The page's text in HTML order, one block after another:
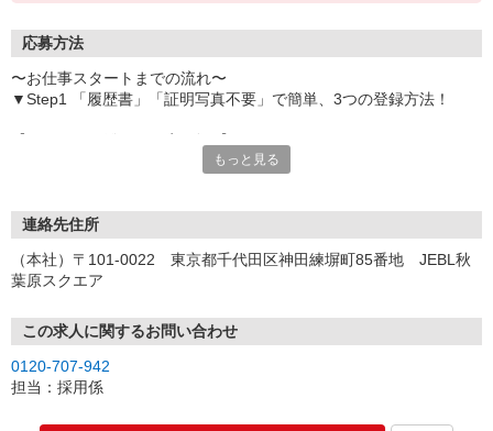
応募方法
〜お仕事スタートまでの流れ〜
▼Step1 「履歴書」「証明写真不要」で簡単、3つの登録方法！
いつでも好きな時間に登録OK
受付時間/平日9:00〜19:00
【来場登録（目安1時間30分）】
▼Step2 全国にあるお仕事の中から、あなたにピッタリのお仕事を
ご案内
▼Step3 就業前に職場見学で気になる事はしっかりチェック！
もっと見る
連絡先住所
（本社）〒101-0022 東京都千代田区神田練塀町85番地 JEBL秋
葉原スクエア
この求人に関するお問い合わせ
0120-707-942
担当：採用係